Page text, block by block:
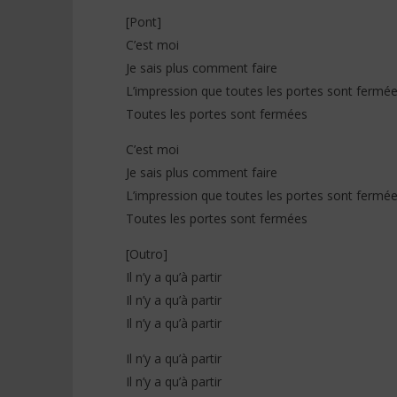
[Pont]
C’est moi
Je sais plus comment faire
L’impression que toutes les portes sont
Toutes les portes sont fermées
C’est moi
Je sais plus comment faire
L’impression que toutes les portes sont
Toutes les portes sont fermées
[Outro]
Il n’y a qu’à partir
Il n’y a qu’à partir
Il n’y a qu’à partir
Il n’y a qu’à partir
Il n’y a qu’à partir